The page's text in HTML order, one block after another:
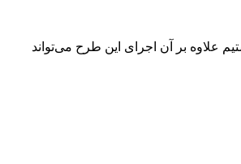
علاوه بر آن اجرای این طرح می‌تواند